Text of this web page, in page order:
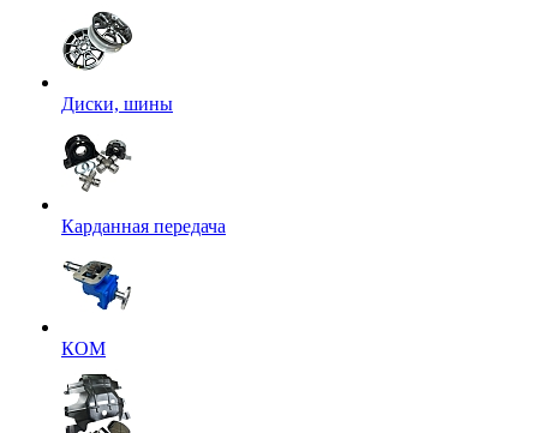
Диски, шины
Карданная передача
КОМ